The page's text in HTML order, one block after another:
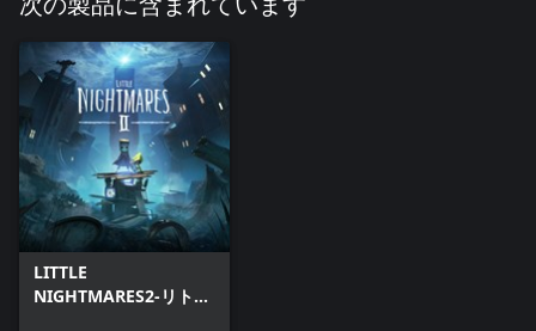
次の製品に含まれています
LITTLE
NIGHTMARES2-リトル